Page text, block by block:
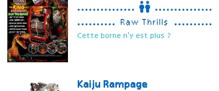
Raw Thrills
Cette borne n'y est plus ?
Kaiju Rampage